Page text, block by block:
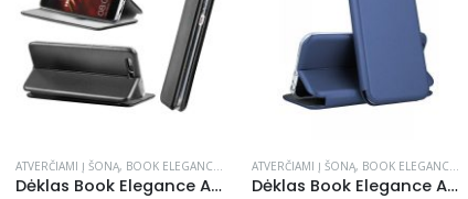
ATVERČIAMI Į ŠONĄ, BOOK ELEGANCE , DĖKLAI
Dėklas Book Elegance Apple iPhone 11 Pro juodas
ATVERČIAMI Į ŠONĄ, BOOK ELEGANCE ,
Dėklas Book Elegance Apple iPhone 11 tamsiai mėlynas